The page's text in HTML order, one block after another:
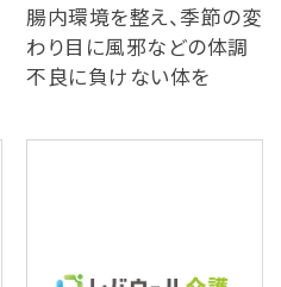
腸内環境を整え、季節の変
わり目に風邪などの体調
不良に負けない体を